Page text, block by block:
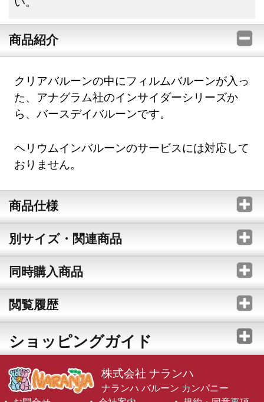
商品紹介
クリアバルーンの中にフィルムバルーンが入っ
た、アナグラム社のインサイダーシリーズか
ら、バースデイバルーンです。
ヘリウムインバルーンのサービスには対応して
おりません。
商品仕様
別サイズ・関連商品
同時購入商品
閲覧履歴
ショッピングガイド
株式会社 ナランハ
ナランハ バルーン カンパニー